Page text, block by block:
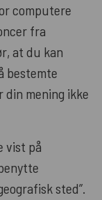
computere
fra
at du kan
bestemte
mening ikke
vist på
sted”.